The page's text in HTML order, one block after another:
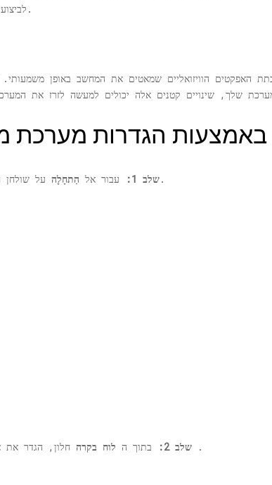
לביצועים פורצי דרך, אך היא מגדילה את הביצועים במידה ניכרת.
האפקטים הוויזואליים שמאטים את המחשב באופן
באמצעות הגדרות מערכת
שלב 1: עבור אל הַתחָלָה על שולחן בשדה החיפוש. לחץ על התוצאה.
שלב 2: בתוך ה לוח בקרה חלון, הגדר את .